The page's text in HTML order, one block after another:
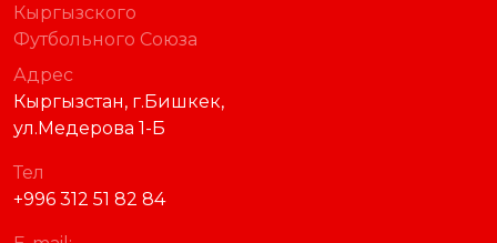
Кыргызского
Футбольного Союза
Адрес
Кыргызстан, г.Бишкек,
ул.Медерова 1-Б
Тел
+996 312 51 82 84